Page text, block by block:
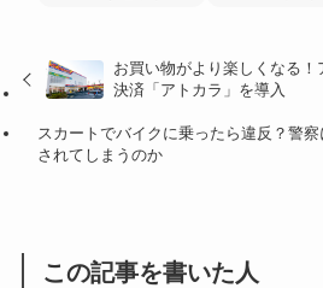
(47)
(1)
(16)
お買い物がより楽しくなる
決済「アトカラ」を導入
スカートでバイクに乗ったら違反？警察
されてしまうのか
この記事を書いた人